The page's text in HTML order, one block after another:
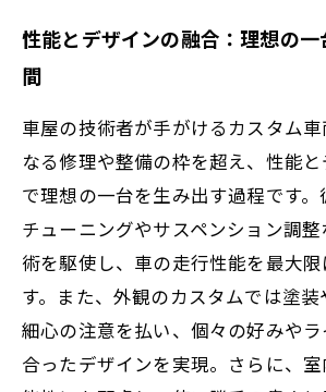
性能とデザインの融合：理想の
間
車屋の技術者が手がけるカスタム
なる修理や整備の枠を超え、性能
で理想の一台を生み出す過程です
チューニングやサスペンション調
術を駆使し、車の走行性能を最大
す。また、外観のカスタムでは塗
細心の注意を払い、個々の好みや
合ったデザインを実現。さらに、